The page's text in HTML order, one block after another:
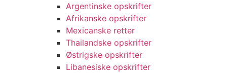
Argentinske opskrifter
Afrikanske opskrifter
Mexicanske retter
Thailandske opskrifter
Østrigske opskrifter
Libanesiske opskrifter